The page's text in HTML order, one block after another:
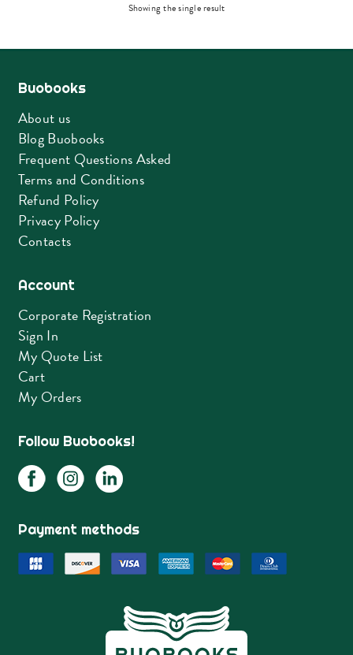
Showing the single result
Buobooks
About us
Blog Buobooks
Frequent Questions Asked
Terms and Conditions
Refund Policy
Privacy Policy
Contacts
Account
Corporate Registration
Sign In
My Quote List
Cart
My Orders
Follow Buobooks!
Payment methods